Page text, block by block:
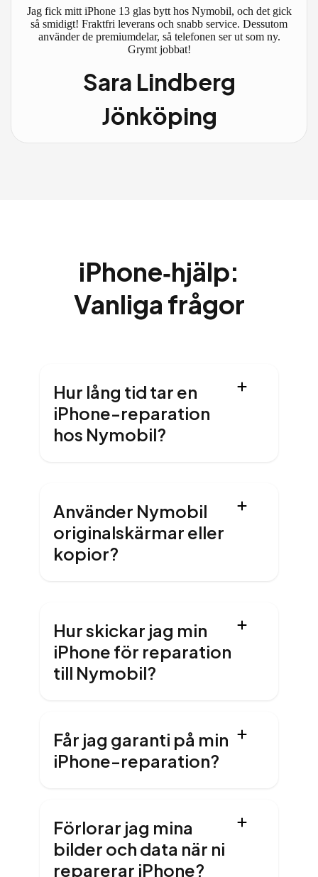
Jag fick mitt iPhone 13 glas bytt hos Nymobil, och det gick
så smidigt! Fraktfri leverans och snabb service. Dessutom
använder de premiumdelar, så telefonen ser ut som ny.
Grymt jobbat!
Sara Lindberg
Jönköping
iPhone‑hjälp:
Vanliga frågor
Hur lång tid tar en
iPhone-reparation
hos Nymobil?
Använder Nymobil
originalskärmar eller
kopior?
Hur skickar jag min
iPhone för reparation
till Nymobil?
Får jag garanti på min
iPhone-reparation?
Förlorar jag mina
bilder och data när ni
reparerar iPhone?